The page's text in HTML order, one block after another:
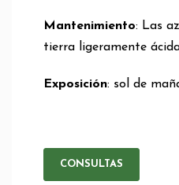
Mantenimiento: Las
tierra ligeramente
Exposición: sol de
CONSULTAS